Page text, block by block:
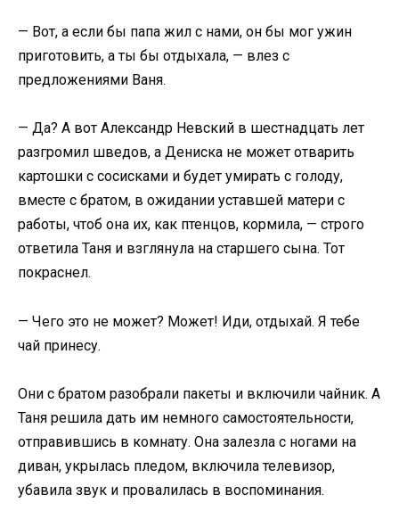
— Вот, а если бы папа жил с нами, он бы мог ужин
приготовить, а ты бы отдыхала, — влез с
предложениями Ваня.
— Да? А вот Александр Невский в шестнадцать лет
разгромил шведов, а Дениска не может отварить
картошки с сосисками и будет умирать с голоду,
вместе с братом, в ожидании уставшей матери с
работы, чтоб она их, как птенцов, кормила, — строго
ответила Таня и взглянула на старшего сына. Тот
покраснел.
— Чего это не может? Может! Иди, отдыхай. Я тебе
чай принесу.
Они с братом разобрали пакеты и включили чайник. А
Таня решила дать им немного самостоятельности,
отправившись в комнату. Она залезла с ногами на
диван, укрылась пледом, включила телевизор,
убавила звук и провалилась в воспоминания.